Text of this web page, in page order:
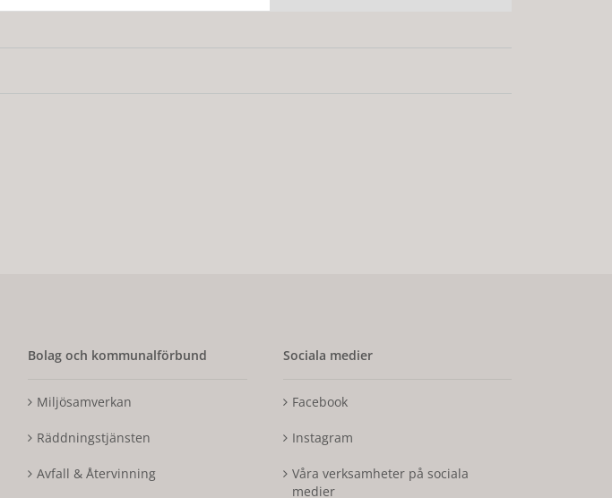
Bolag och kommunalförbund
Miljösamverkan
Räddningstjänsten
Avfall & Återvinning
Sociala medier
Facebook
Instagram
Våra verksamheter på sociala
medier